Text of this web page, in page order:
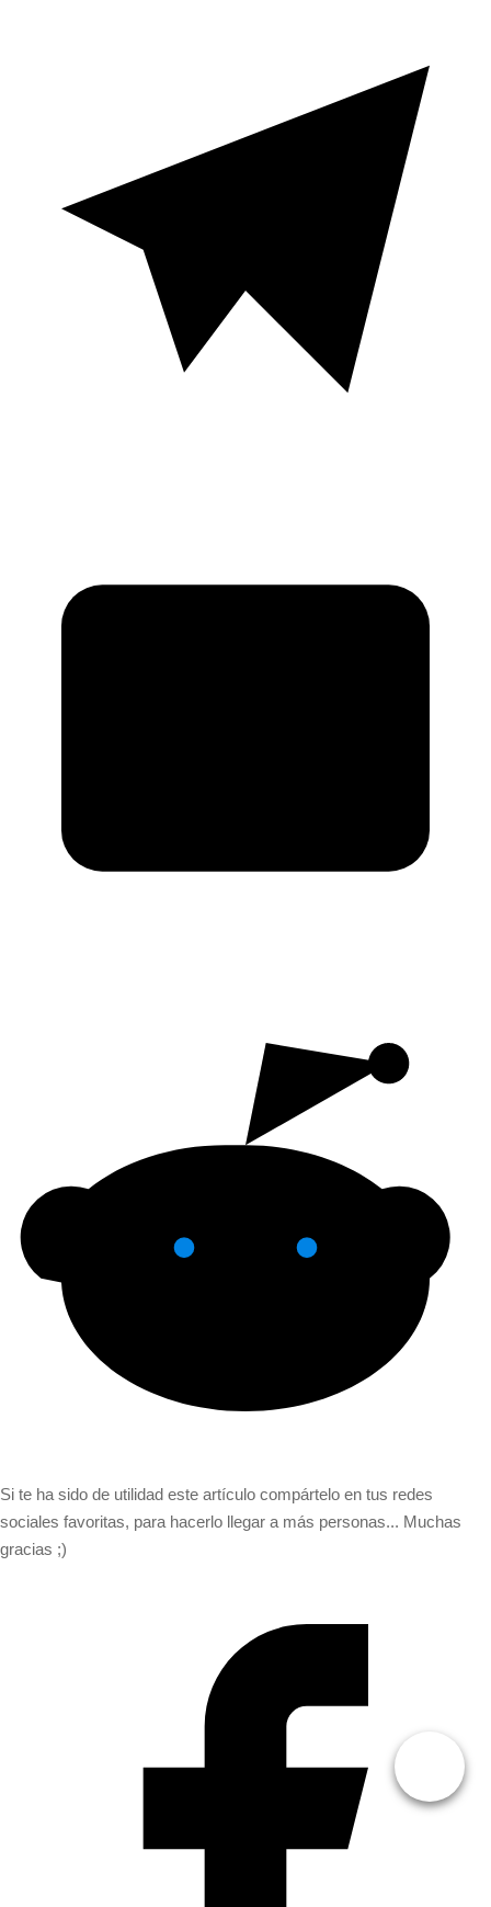
Si te ha sido de utilidad este artículo compártelo en tus redes
sociales favoritas, para hacerlo llegar a más personas... Muchas
gracias ;)